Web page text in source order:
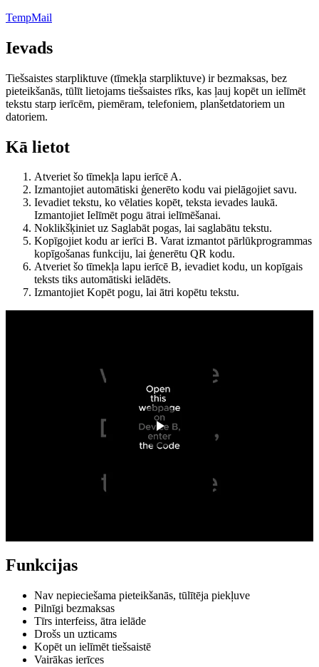
TempMail
Ievads
Tiešsaistes starpliktuve (tīmekļa starpliktuve) ir bezmaksas, bez
pieteikšanās, tūlīt lietojams tiešsaistes rīks, kas ļauj kopēt un ielīmēt
tekstu starp ierīcēm, piemēram, telefoniem, planšetdatoriem un
datoriem.
Kā lietot
Atveriet šo tīmekļa lapu ierīcē A.
Izmantojiet automātiski ģenerēto kodu vai pielāgojiet savu.
Ievadiet tekstu, ko vēlaties kopēt, teksta ievades laukā.
Izmantojiet Ielīmēt pogu ātrai ielīmēšanai.
Noklikšķiniet uz Saglabāt pogas, lai saglabātu tekstu.
Kopīgojiet kodu ar ierīci B. Varat izmantot pārlūkprogrammas
kopīgošanas funkciju, lai ģenerētu QR kodu.
Atveriet šo tīmekļa lapu ierīcē B, ievadiet kodu, un kopīgais
teksts tiks automātiski ielādēts.
Izmantojiet Kopēt pogu, lai ātri kopētu tekstu.
Funkcijas
Nav nepieciešama pieteikšanās, tūlītēja piekļuve
Pilnīgi bezmaksas
Tīrs interfeiss, ātra ielāde
Drošs un uzticams
Kopēt un ielīmēt tiešsaistē
Vairākas ierīces